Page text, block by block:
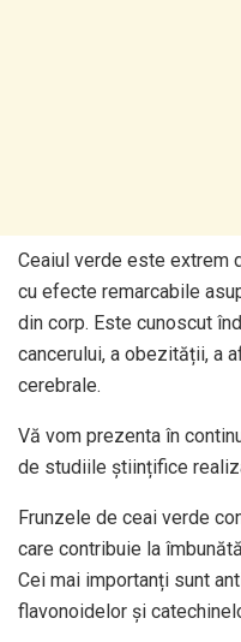
Ceaiul verde este extrem
cu efecte remarcabile
din corp. Este cunoscut
cancerului, a obezității, a
cerebrale.
Vă vom prezenta în
de studiile științifice
Frunzele de ceai verde
care contribuie la
Cei mai importanți sunt
flavonoidelor și